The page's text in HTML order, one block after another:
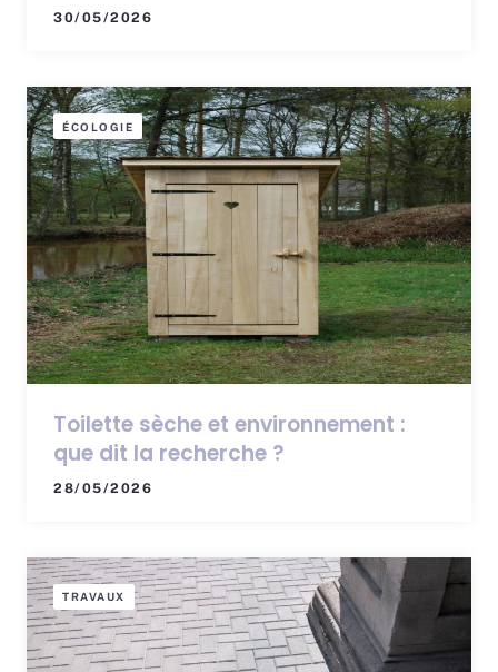
30/05/2026
ÉCOLOGIE
Toilette sèche et environnement :
que dit la recherche ?
28/05/2026
TRAVAUX